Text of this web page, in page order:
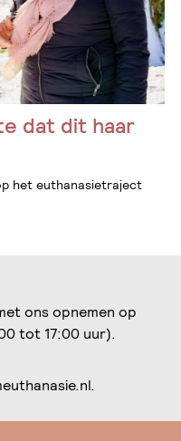
dat dit haar
het euthanasietraject
ons opnemen op
tot 17:00 uur).
.